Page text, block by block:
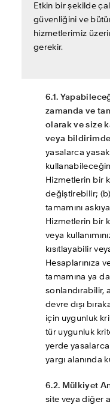
Etkin bir şekilde
güvenliğini ve
hizmetlerimiz
gerekir.
6.1.
zamanda ve
olarak ve size
veya bildirimde
yasalarca
Hizmetlerin bir
değiştirebilir; (b)
tamamını
Hizmetlerin bir
veya
kısıtlayabilir
Hesaplarınıza
tamamına ya
sonlandırabilir,
devre dışı
için uygunluk
tür uygunluk
yerde
yargı alanında
6.2. Mülkiyet
site veya diğer